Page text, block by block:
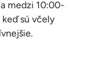
medzi 10:00-
keď sú včely